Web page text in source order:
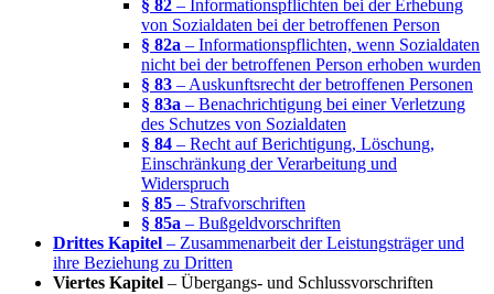
§ 82 – Informationspflichten bei der Erhebung
von Sozialdaten bei der betroffenen Person
§ 82a – Informationspflichten, wenn Sozialdaten
nicht bei der betroffenen Person erhoben wurden
§ 83 – Auskunftsrecht der betroffenen Personen
§ 83a – Benachrichtigung bei einer Verletzung
des Schutzes von Sozialdaten
§ 84 – Recht auf Berichtigung, Löschung,
Einschränkung der Verarbeitung und
Widerspruch
§ 85 – Strafvorschriften
§ 85a – Bußgeldvorschriften
Drittes Kapitel – Zusammenarbeit der Leistungsträger und
ihre Beziehung zu Dritten
Viertes Kapitel – Übergangs- und Schlussvorschriften